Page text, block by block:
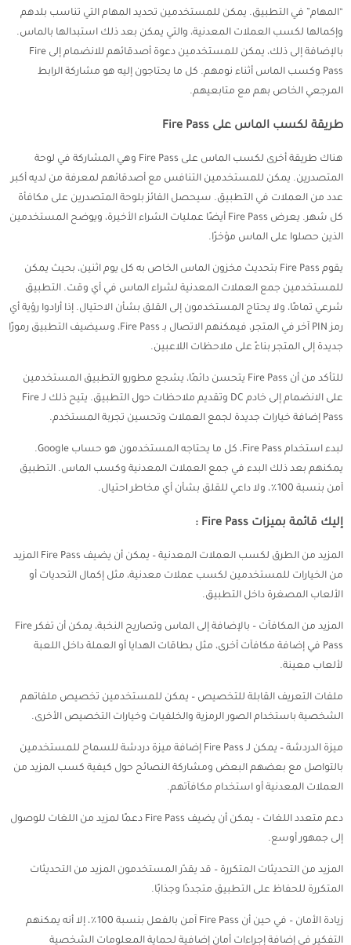
“المهام” في التطبيق. يمكن للمستخدمين تحديد المهام التي تناسب بلدهم
وإكمالها لكسب العملات المعدنية، والتي يمكن بعد ذلك استبدالها بالماس.
بالإضافة إلى ذلك، يمكن للمستخدمين دعوة أصدقائهم للانضمام إلى Fire
Pass وكسب الماس أثناء نومهم. كل ما يحتاجون إليه هو مشاركة الرابط
المرجعي الخاص بهم مع متابعيهم.
طريقة لكسب الماس على Fire Pass
هناك طريقة أخرى لكسب الماس على Fire Pass وهي المشاركة في لوحة
المتصدرين. يمكن للمستخدمين التنافس مع أصدقائهم لمعرفة من لديه أكبر
عدد من العملات في التطبيق. سيحصل الفائز بلوحة المتصدرين على مكافأة
كل شهر. يعرض Fire Pass أيضًا عمليات الشراء الأخيرة، ويوضح المستخدمين
الذين حصلوا على الماس مؤخرًا.
يقوم Fire Pass بتحديث مخزون الماس الخاص به كل يوم اثنين، بحيث يمكن
للمستخدمين جمع العملات المعدنية لشراء الماس في أي وقت. التطبيق
شرعي تمامًا، ولا يحتاج المستخدمون إلى القلق بشأن الاحتيال. إذا أرادوا رؤية أي
رمز PIN آخر في المتجر، فيمكنهم الاتصال بـ Fire Pass، وسيضيف التطبيق رموزًا
جديدة إلى المتجر بناءً على ملاحظات اللاعبين.
للتأكد من أن Fire Pass يتحسن دائمًا، يشجع مطورو التطبيق المستخدمين
على الانضمام إلى خادم DC وتقديم ملاحظات حول التطبيق. يتيح ذلك لـ Fire
Pass إضافة خيارات جديدة لجمع العملات وتحسين تجربة المستخدم.
لبدء استخدام Fire Pass، كل ما يحتاجه المستخدمون هو حساب Google.
يمكنهم بعد ذلك البدء في جمع العملات المعدنية وكسب الماس. التطبيق
آمن بنسبة 100٪، ولا داعي للقلق بشأن أي مخاطر احتيال.
إليك قائمة بميزات Fire Pass :
المزيد من الطرق لكسب العملات المعدنية – يمكن أن يضيف Fire Pass المزيد
من الخيارات للمستخدمين لكسب عملات معدنية، مثل إكمال التحديات أو
الألعاب المصغرة داخل التطبيق.
المزيد من المكافآت – بالإضافة إلى الماس وتصاريح النخبة، يمكن أن تفكر Fire
Pass في إضافة مكافآت أخرى، مثل بطاقات الهدايا أو العملة داخل اللعبة
لألعاب معينة.
ملفات التعريف القابلة للتخصيص – يمكن للمستخدمين تخصيص ملفاتهم
الشخصية باستخدام الصور الرمزية والخلفيات وخيارات التخصيص الأخرى.
ميزة الدردشة – يمكن لـ Fire Pass إضافة ميزة دردشة للسماح للمستخدمين
بالتواصل مع بعضهم البعض ومشاركة النصائح حول كيفية كسب المزيد من
العملات المعدنية أو استخدام مكافآتهم.
دعم متعدد اللغات – يمكن أن يضيف Fire Pass دعمًا لمزيد من اللغات للوصول
إلى جمهور أوسع.
المزيد من التحديثات المتكررة – قد يقدّر المستخدمون المزيد من التحديثات
المتكررة للحفاظ على التطبيق متجددًا وجذابًا.
زيادة الأمان – في حين أن Fire Pass آمن بالفعل بنسبة 100٪، إلا أنه يمكنهم
التفكير في إضافة إجراءات أمان إضافية لحماية المعلومات الشخصية